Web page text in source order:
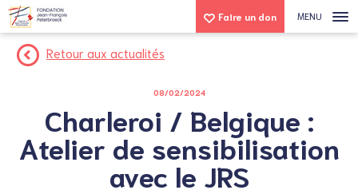
MENU
Faire un don
Retour aux actualités
08/02/2024
Charleroi / Belgique :
Atelier de sensibilisation
avec le JRS